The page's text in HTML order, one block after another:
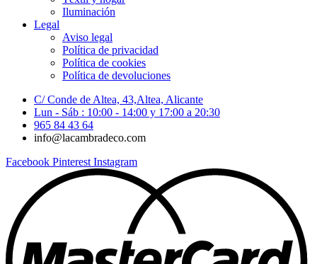
Iluminación
Legal
Aviso legal
Política de privacidad
Política de cookies
Política de devoluciones
C/ Conde de Altea, 43,Altea, Alicante
Lun - Sáb : 10:00 - 14:00 y 17:00 a 20:30
965 84 43 64
info@lacambradeco.com
Facebook Pinterest Instagram